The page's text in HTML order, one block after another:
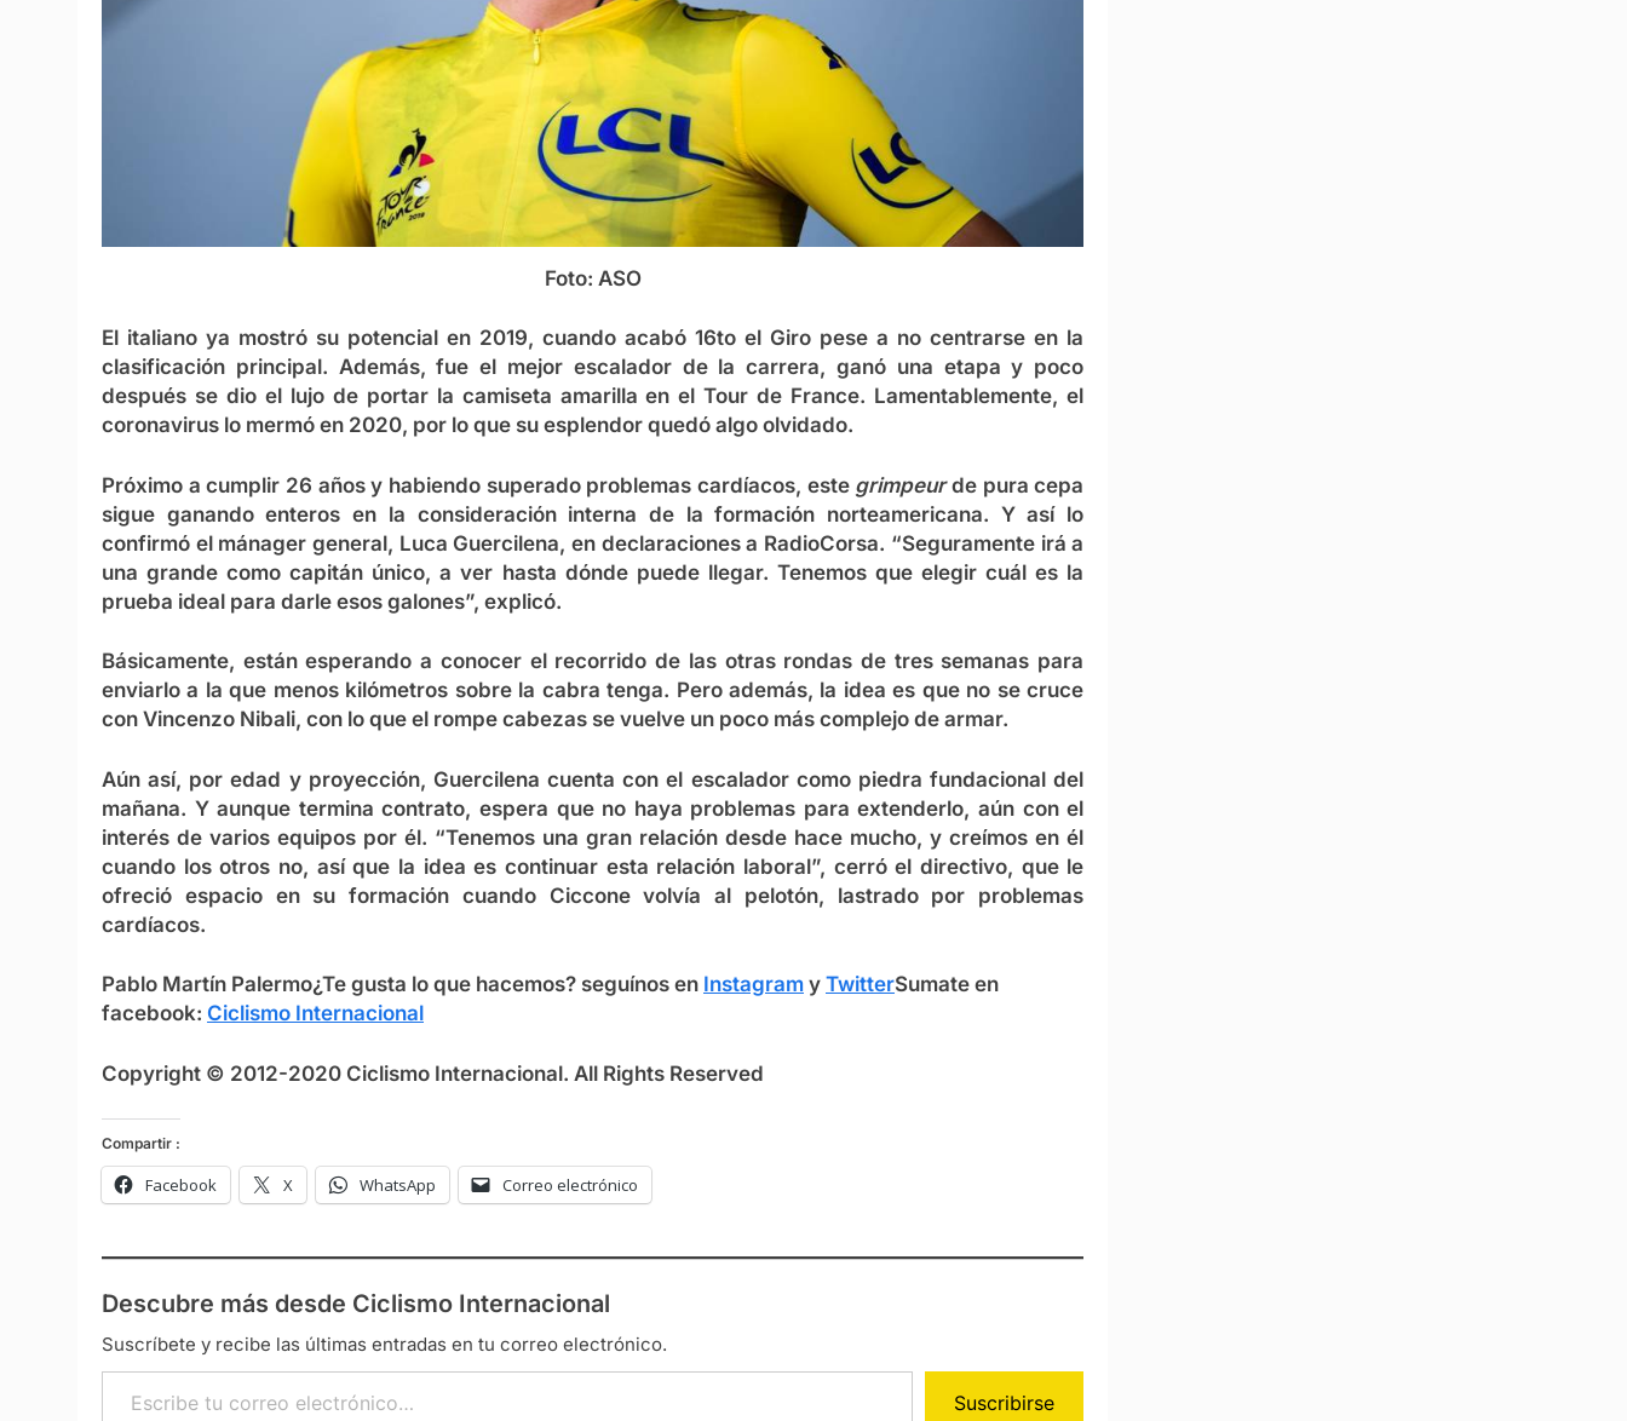
Foto: ASO
El italiano ya mostró su potencial en 2019, cuando acabó 16to el Giro pese a no centrarse en la
clasificación principal. Además, fue el mejor escalador de la carrera, ganó una etapa y poco
después se dio el lujo de portar la camiseta amarilla en el Tour de France. Lamentablemente, el
coronavirus lo mermó en 2020, por lo que su esplendor quedó algo olvidado.
Próximo a cumplir 26 años y habiendo superado problemas cardíacos, este grimpeurde pura cepa
sigue ganando enteros en la consideración interna de la formación norteamericana. Y así lo
confirmó el mánager general, Luca Guercilena, en declaraciones a RadioCorsa. “Seguramente irá a
una grande como capitán único, a ver hasta dónde puede llegar. Tenemos que elegir cuál es la
prueba ideal para darle esos galones”, explicó.
Básicamente, están esperando a conocer el recorrido de las otras rondas de tres semanas para
enviarlo a la que menos kilómetros sobre la cabra tenga. Pero además, la idea es que no se cruce
con Vincenzo Nibali, con lo que el rompe cabezas se vuelve un poco más complejo de armar.
Aún así, por edad y proyección, Guercilena cuenta con el escalador como piedra fundacional del
mañana. Y aunque termina contrato, espera que no haya problemas para extenderlo, aún con el
interés de varios equipos por él. “Tenemos una gran relación desde hace mucho, y creímos en él
cuando los otros no, así que la idea es continuar esta relación laboral”, cerró el directivo, que le
ofreció espacio en su formación cuando Ciccone volvía al pelotón, lastrado por problemas
cardíacos.
Pablo Martín Palermo¿Te gusta lo que hacemos? seguínos en Instagram y TwitterSumate en
facebook: Ciclismo Internacional
Copyright © 2012-2020 Ciclismo Internacional. All Rights Reserved
Compartir :
Facebook X WhatsApp Correo electrónico
Descubre más desde Ciclismo Internacional
Suscríbete y recibe las últimas entradas en tu correo electrónico.
Escribe tu correo electrónico…
Suscribirse